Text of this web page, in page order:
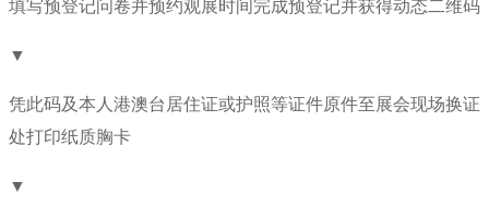
填写预登记问卷并预约观展时间完成预登记并获得动态二维码
▼
凭此码及本人港澳台居住证或护照等证件原件至展会现场换证
处打印纸质胸卡
▼